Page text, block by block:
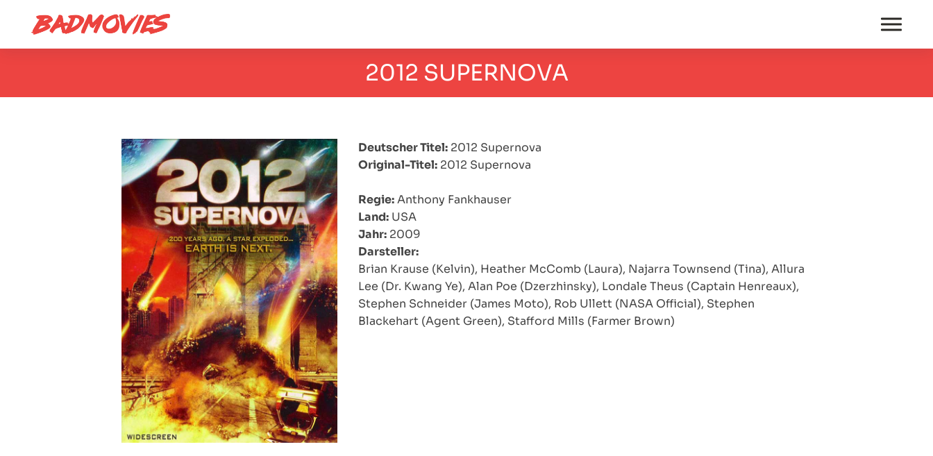
2012 SUPERNOVA
Deutscher Titel: 2012 Supernova
Original-Titel: 2012 Supernova
Regie:Anthony Fankhauser
Land: USA
Jahr: 2009
Darsteller:
Brian Krause (Kelvin), Heather McComb (Laura), Najarra Townsend (Tina), Allura
Lee (Dr. Kwang Ye), Alan Poe (Dzerzhinsky), Londale Theus (Captain Henreaux),
Stephen Schneider (James Moto), Rob Ullett (NASA Official), Stephen
Blackehart (Agent Green), Stafford Mills (Farmer Brown)